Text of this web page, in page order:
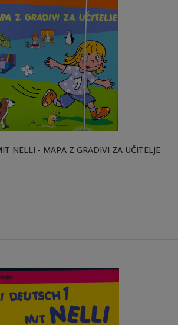
NELLI - MAPA Z GRADIVI ZA UČITELJE